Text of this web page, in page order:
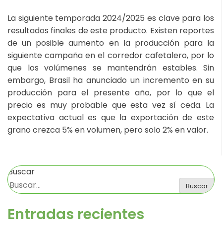
La siguiente temporada 2024/2025 es clave para los
resultados finales de este producto. Existen reportes
de un posible aumento en la producción para la
siguiente campaña en el corredor cafetalero, por lo
que los volúmenes se mantendrán estables. Sin
embargo, Brasil ha anunciado un incremento en su
producción para el presente año, por lo que el
precio es muy probable que esta vez sí ceda. La
expectativa actual es que la exportación de este
grano crezca 5% en volumen, pero solo 2% en valor.
Buscar
Buscar
Entradas recientes